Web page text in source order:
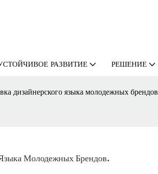
РАЗВИТИЕ РЕШЕНИЕ
дизайнерского языка молодежных
Молодежных Брендов.